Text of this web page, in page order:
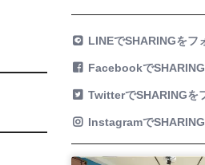
LINEでSHARINGをフ
Facebookで
TwitterでSHARINGを
Instagramで